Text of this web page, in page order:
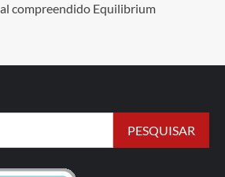
compreendido Equilibrium